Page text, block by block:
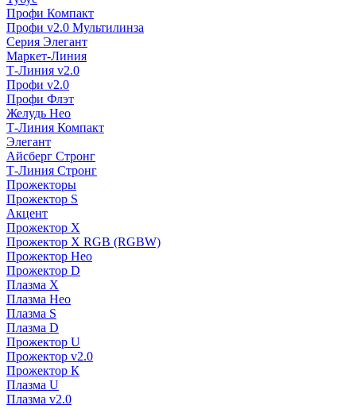
Профи Компакт
Профи v2.0 Мультилинза
Серия Элегант
Маркет-Линия
Т-Линия v2.0
Профи v2.0
Профи Флэт
Желудь Нео
Т-Линия Компакт
Элегант
Айсберг Стронг
Т-Линия Стронг
Прожекторы
Прожектор S
Акцент
Прожектор X
Прожектор Х RGB (RGBW)
Прожектор Нео
Прожектор D
Плазма X
Плазма Нео
Плазма S
Плазма D
Прожектор U
Прожектор v2.0
Прожектор К
Плазма U
Плазма v2.0